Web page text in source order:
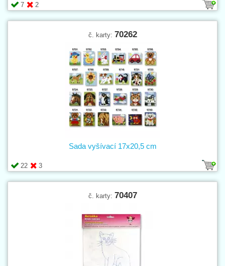
7 2
č. karty: 70262
22 3
Sada vyšívací 17x20,5 cm
č. karty: 70407